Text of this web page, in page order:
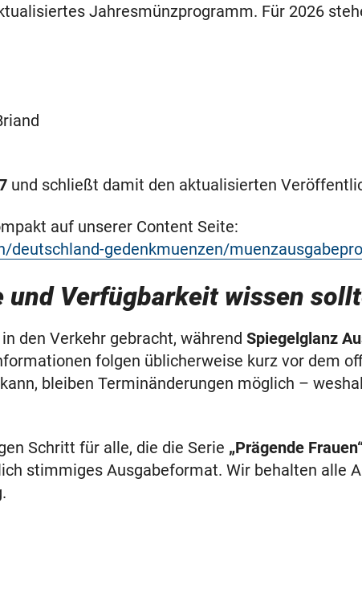
Jahresmünzprogramm. Für 2026
und schließt damit den aktualisierten
auf unserer Content Seite:
gedenkmuenzen/
und Verfügbarkeit wissen
in den Verkehr gebracht, während Spiegelglanz
folgen üblicherweise kurz vor dem
bleiben Terminänderungen möglich –
Schritt für alle, die die Serie „Prägende
stimmiges Ausgabeformat. Wir behalten alle